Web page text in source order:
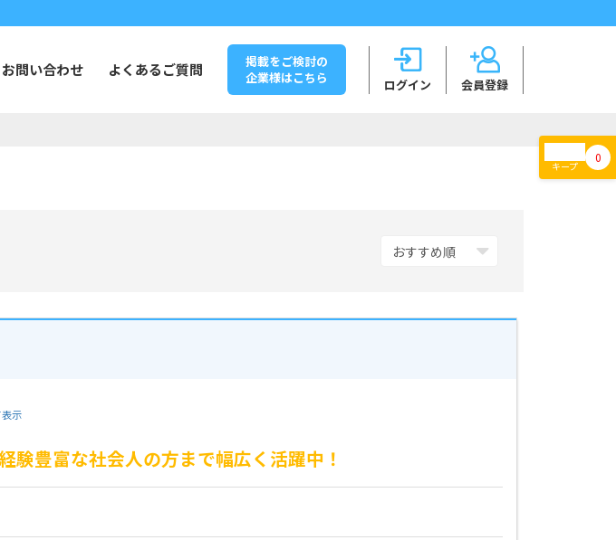
会員登録
ログイン
お問い合わせ よくあるご質問
掲載をご検討の
企業様はこちら
キープ
0
示
験豊富な社会人の方まで幅広く活躍中！